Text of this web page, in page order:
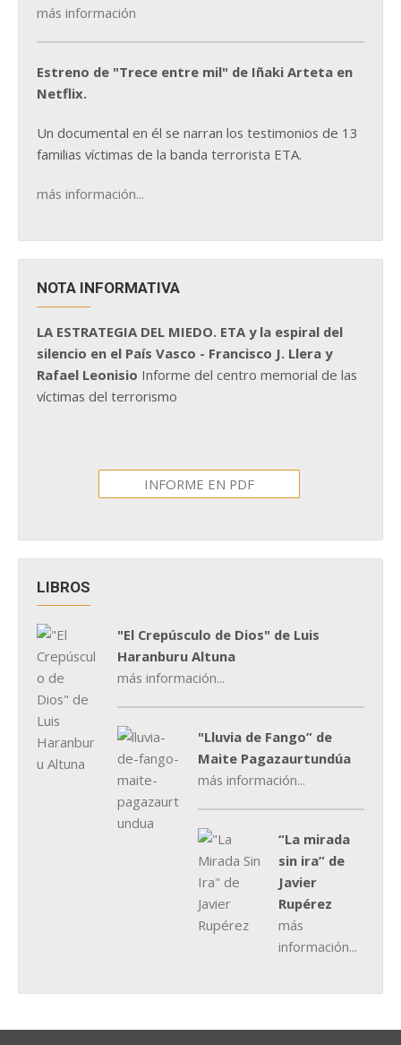
más información
Estreno de "Trece entre mil" de Iñaki Arteta en
Netflix.
Un documental en él se narran los testimonios de 13
familias víctimas de la banda terrorista ETA.
más información...
NOTA INFORMATIVA
LA ESTRATEGIA DEL MIEDO. ETA y la espiral del
silencio en el País Vasco - Francisco J. Llera y
Rafael Leonisio Informe del centro memorial de las
víctimas del terrorismo
INFORME EN PDF
LIBROS
"El Crepúsculo de Dios" de Luis
Haranburu Altuna
más información...
"Lluvia de Fango” de
Maite Pagazaurtundúa
más información...
“La mirada
sin ira” de
Javier
Rupérez
más
información...